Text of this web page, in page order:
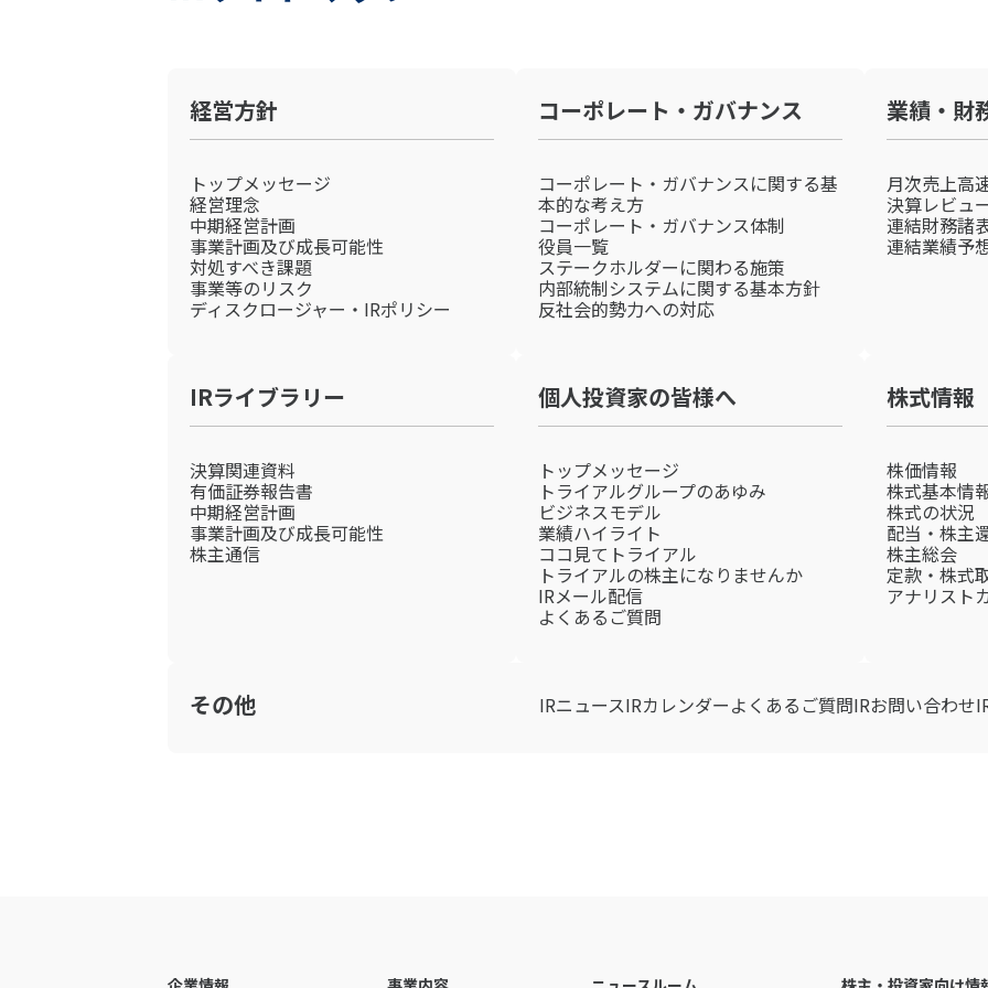
経営方針
トップメッセージ
経営理念
中期経営計画
事業計画及び成長可能性
対処すべき課題
事業等のリスク
ディスクロージャー・IRポリシー
コーポレート・ガバナンス
コーポレート・ガバナンスに関する基
本的な考え方
コーポレート・ガバナンス体制
役員一覧
ステークホルダーに関わる施策
内部統制システムに関する基本方針
反社会的勢力への対応
業績・財
月次売上高
決算レビュ
連結財務諸
連結業績予
IRライブラリー
決算関連資料
有価証券報告書
中期経営計画
事業計画及び成長可能性
株主通信
個人投資家の皆様へ
トップメッセージ
トライアルグループのあゆみ
ビジネスモデル
業績ハイライト
ココ見てトライアル
トライアルの株主になりませんか
IRメール配信
よくあるご質問
株式情報
株価情報
株式基本情
株式の状況
配当・株主
株主総会
定款・株式
アナリスト
その他 IRニュースIRカレンダーよくあるご質問IRお問い合わせ